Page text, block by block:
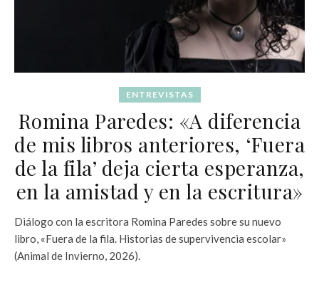
ENTREVISTAS
Romina Paredes: «A diferencia
de mis libros anteriores, ‘Fuera
de la fila’ deja cierta esperanza,
en la amistad y en la escritura»
Diálogo con la escritora Romina Paredes sobre su nuevo
libro, «Fuera de la fila. Historias de supervivencia escolar»
(Animal de Invierno, 2026).